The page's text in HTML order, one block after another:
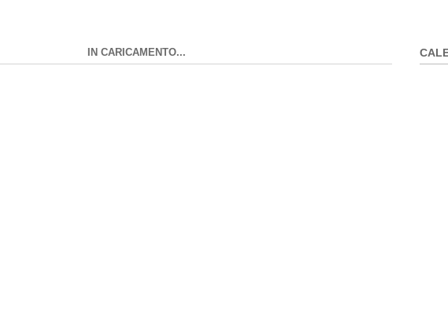
IN CARICAMENTO...